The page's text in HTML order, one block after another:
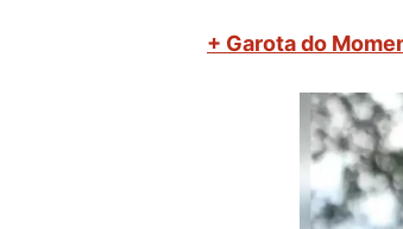
+ Garota do